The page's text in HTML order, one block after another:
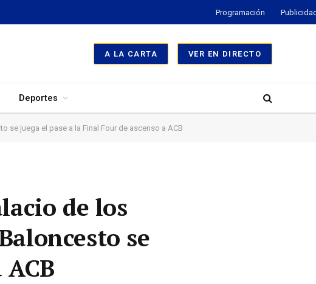
Programación
A LA CARTA VER EN DIRECTO
Deportes
se juega el pase a la Final Four de ascenso a ACB
de los
se